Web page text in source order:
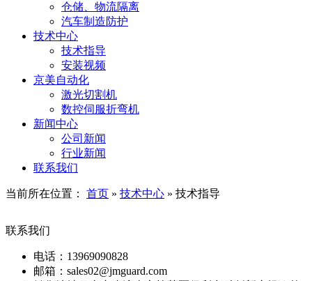
仓储、物流隔离
汽车制造防护
技术中心
技术指导
安装视频
京美自动化
激光切割机
数控伺服折弯机
新闻中心
公司新闻
行业新闻
联系我们
当前所在位置： 首页 » 技术中心 » 技术指导
联系我们
电话：13969090828
邮箱：sales02@jmguard.com